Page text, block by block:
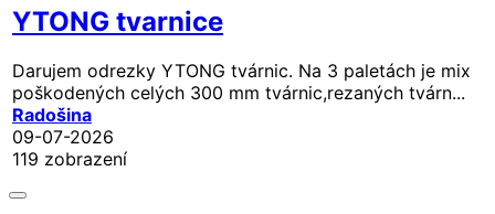
YTONG tvarnice
Darujem odrezky YTONG tvárnic. Na 3 paletách je mix
poškodených celých 300 mm tvárnic,rezaných tvárn...
Radošina
09-07-2026
119 zobrazení